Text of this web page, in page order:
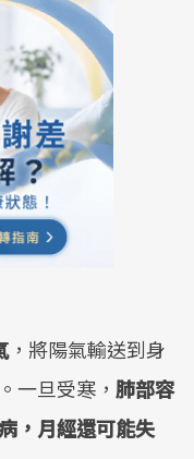
，將陽氣輸送到身
一旦受寒， 肺部容
，月經還可能失